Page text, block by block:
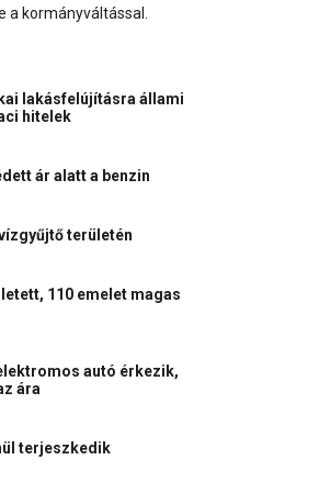
kormányváltással.
lakásfelújításra állami
hitelek
ár alatt a benzin
területén
110 emelet magas
autó érkezik,
ára
terjeszkedik